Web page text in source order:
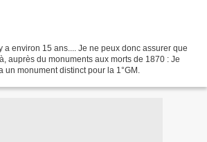
a environ 15 ans.... Je ne peux donc assurer que
auprès du monuments aux morts de 1870 : Je
un monument distinct pour la 1°GM.